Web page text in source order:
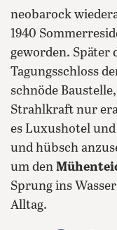
neobarock
1940
geworden. Später
Tagungsschloss
schnöde
Strahlkraft nur
es Luxushotel
und hübsch
um den
Sprung ins
Alltag.